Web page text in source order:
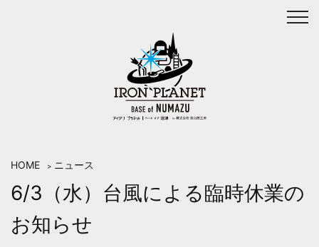
HOME > ニュース
6/3（水）台風による臨時休業の
お知らせ